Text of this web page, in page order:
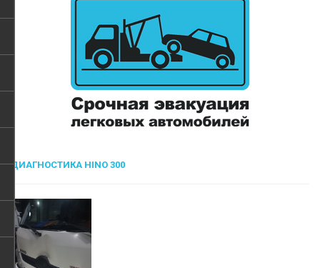
ДИАГНОСТИКА HINO 300